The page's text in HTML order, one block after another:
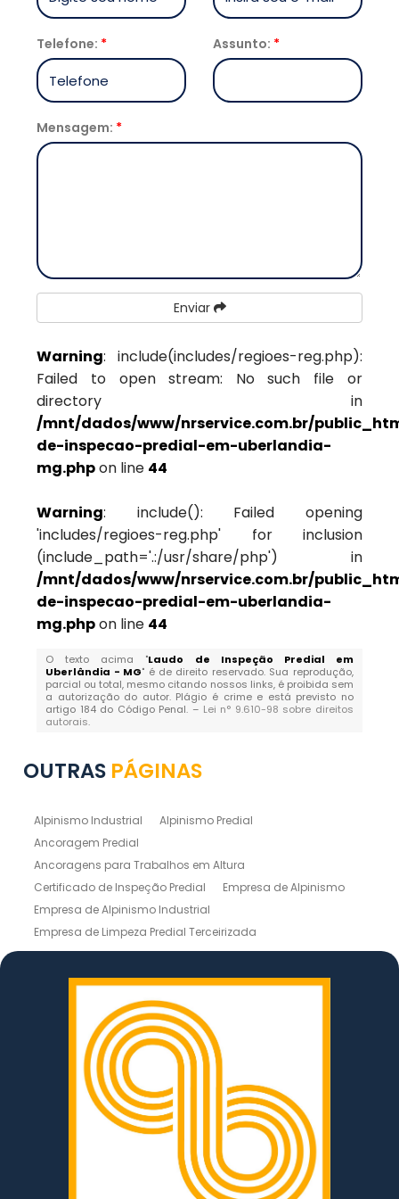
Telefone: * Assunto: *
Mensagem: *
Enviar
Warning: include(includes/regioes-reg.php):
Failed to open stream: No such file or
directory in
/mnt/dados/www/nrservice.com.br/
de-inspecao-predial-em-uberlandia-
mg.phpon line 44
Warning: include(): Failed opening
'includes/regioes-reg.php' for inclusion
(include_path='.:/usr/share/php') in
/mnt/dados/www/nrservice.com.br/
de-inspecao-predial-em-uberlandia-
mg.phpon line 44
O texto acima "Laudo de Inspeção Predial em
Uberlândia - MG" é de direito reservado. Sua reprodução,
parcial ou total, mesmo citando nossos links, é proibida sem
a autorização do autor. Plágio é crime e está previsto no
artigo 184 do Código Penal. – Lei n° 9.610-98 sobre direitos
autorais.
OUTRAS PÁGINAS
Alpinismo Industrial
Alpinismo Predial
Ancoragem Predial
Ancoragens para Trabalhos em Altura
Certificado de Inspeção Predial
Empresa de Alpinismo
Empresa de Alpinismo Industrial
Empresa de Limpeza Predial Terceirizada
Empresas de Limpeza de Fachadas
Inspeção de Estruturas
Inspeção Predial
Instalação de Linhas de Vida
Laudo de Inspeção Predial
Laudo Técnico de Inspeção Predial
Limpeza de Fachada em Altura
Limpeza de Fachada Predial
Limpeza de Silos
Limpeza de Telhados
Limpeza de Vidro em Altura
Limpeza Predial Externa
Limpezas de Fachadas
Linha de Vida NR 35
Manutenção de Fachadas